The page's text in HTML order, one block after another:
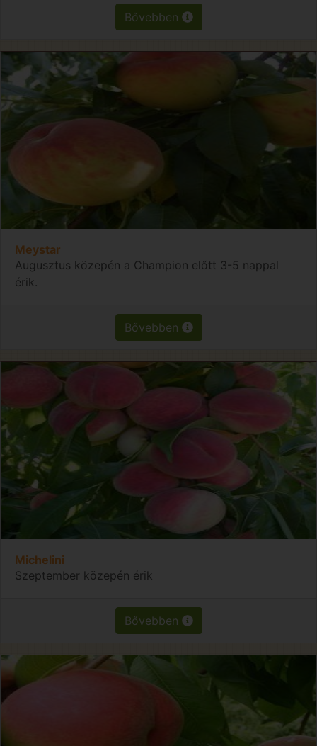
Bővebben
Meystar
Augusztus közepén a Champion előtt 3-5 nappal
érik.
Bővebben
Michelini
Szeptember közepén érik
Bővebben